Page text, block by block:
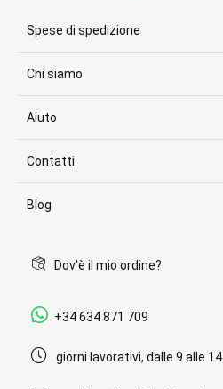
Spese di spedizione
Chi siamo
Aiuto
Contatti
Blog
Dov'è il mio ordine?
+34 634 871 709
giorni lavorativi, dalle 9 alle 14